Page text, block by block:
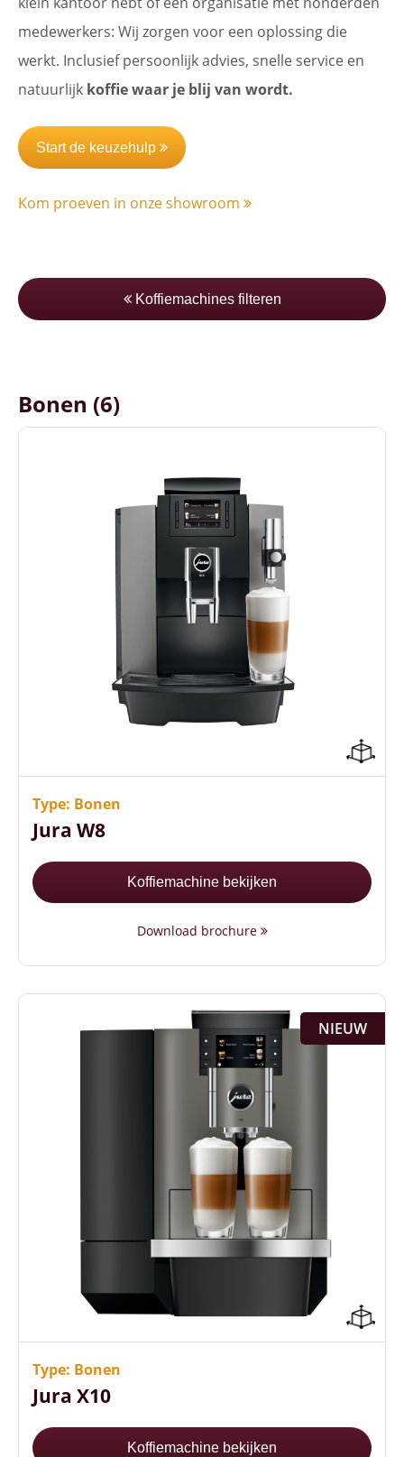
medewerkers: Wij zorgen voor een oplossing die
werkt. Inclusief persoonlijk advies, snelle service en
natuurlijk koffie waar je blij van wordt.
Start de keuzehulp
Kom proeven in onze showroom
Koffiemachines filteren
Bonen (6)
3 liter waterreservoir
Ideaal voor een kleine werkplek of ZZP’er
Type: Bonen
Jura W8
Koffiemachine bekijken
Download brochure
NIEUW
36 keuzemogelijkheden in dranken
5 liter waterreservoir
9 koude koffiespecialiteiten
Type: Bonen
Jura X10
Koffiemachine bekijken